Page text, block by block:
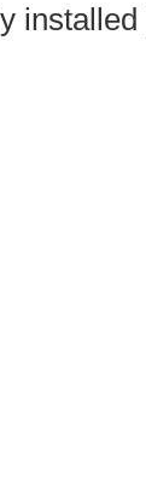
installed